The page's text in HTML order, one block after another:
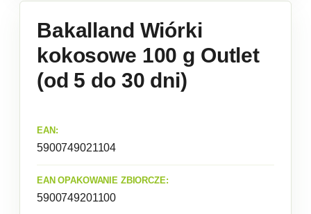
Bakalland Wiórki
kokosowe 100 g Outlet
(od 5 do 30 dni)
EAN:
5900749021104
EAN OPAKOWANIE ZBIORCZE:
5900749201100